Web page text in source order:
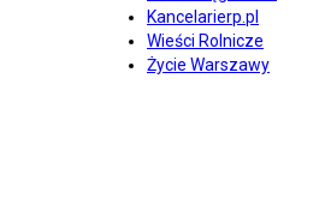
Kancelarierp.pl
Wieści Rolnicze
Życie Warszawy